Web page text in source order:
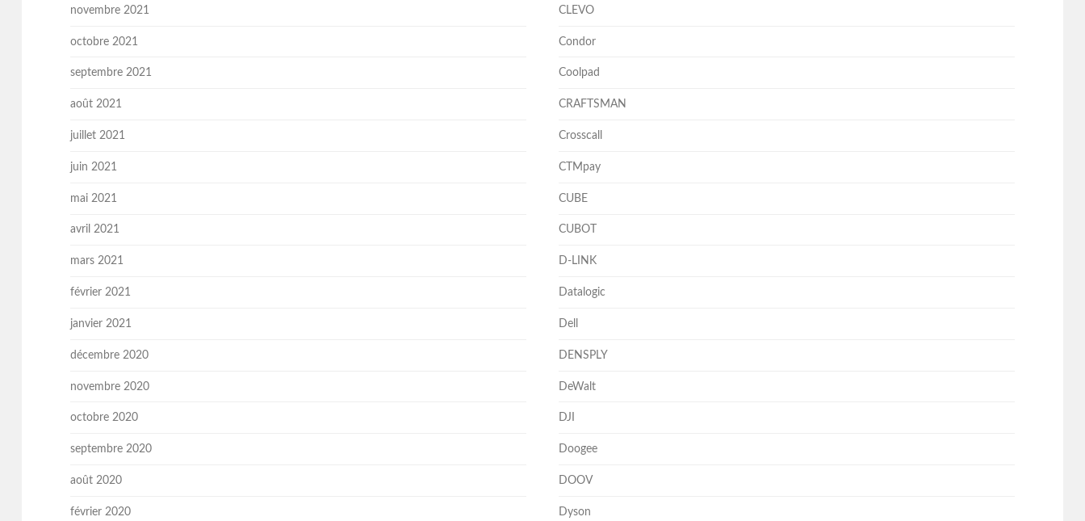
novembre 2021
octobre 2021
septembre 2021
août 2021
juillet 2021
juin 2021
mai 2021
avril 2021
mars 2021
février 2021
janvier 2021
décembre 2020
novembre 2020
octobre 2020
septembre 2020
août 2020
février 2020
CLEVO
Condor
Coolpad
CRAFTSMAN
Crosscall
CTMpay
CUBE
CUBOT
D-LINK
Datalogic
Dell
DENSPLY
DeWalt
DJI
Doogee
DOOV
Dyson